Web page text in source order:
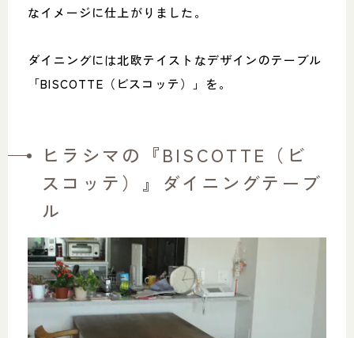
なイメージに仕上がりました。
ダイニングには北欧テイストなデザインのテーブル
「BISCOTTE（ビスコッテ）」を。
ヒラシマの『BISCOTTE（ビ
スコッテ）』ダイニングテーブ
ル